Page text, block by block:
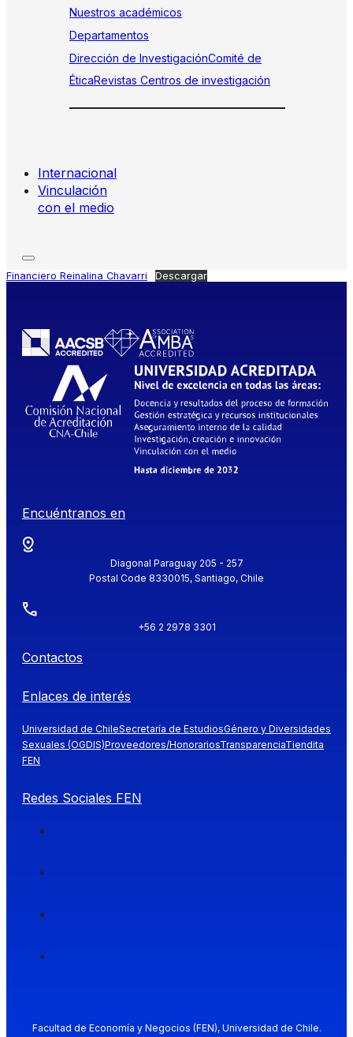
Nuestros académicos
Departamentos
Dirección de InvestigaciónComité de
ÉticaRevistas Centros de investigación
Internacional
Vinculación
con el medio
Financiero Reinalina Chavarri Descargar
Encuéntranos en
Diagonal Paraguay 205 - 257
Postal Code 8330015, Santiago, Chile
+56 2 2978 3301
Contactos
Enlaces de interés
Universidad de ChileSecretaría de EstudiosGénero y Diversidades
Sexuales (OGDIS)Proveedores/HonorariosTransparenciaTiendita
FEN
Redes Sociales FEN
Facultad de Economía y Negocios (FEN), Universidad de Chile.